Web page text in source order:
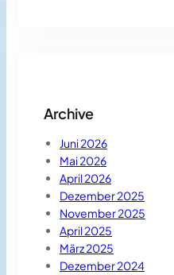
Archive
Juni 2026
Mai 2026
April 2026
Dezember 2025
November 2025
April 2025
März 2025
Dezember 2024